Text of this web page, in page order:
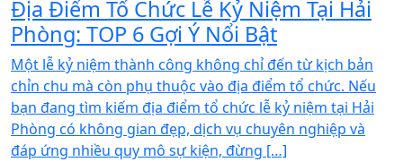
Địa Điểm Tổ Chức Lễ Kỷ Niệm Tại Hải
Phòng: TOP 6 Gợi Ý Nổi Bật
Một lễ kỷ niệm thành công không chỉ đến từ kịch bản
chỉn chu mà còn phụ thuộc vào địa điểm tổ chức. Nếu
bạn đang tìm kiếm địa điểm tổ chức lễ kỷ niệm tại Hải
Phòng có không gian đẹp, dịch vụ chuyên nghiệp và
đáp ứng nhiều quy mô sự kiện, đừng […]